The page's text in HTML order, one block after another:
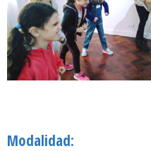
Modalidad: